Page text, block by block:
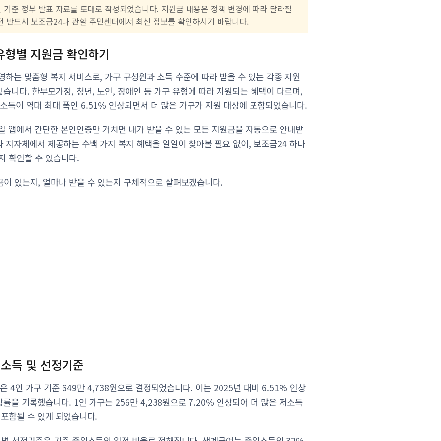
준 정부 발표 자료를 토대로 작성되었습니다. 지원금 내용은 정책 변경에 따라 달라질
반드시 보조금24나 관할 주민센터에서 최신 정보를 확인하시기 바랍니다.
별 지원금 확인하기
하는 맞춤형 복지 서비스로, 가구 구성원과 소득 수준에 따라 받을 수 있는 각종 지원
니다. 한부모가정, 청년, 노인, 장애인 등 가구 유형에 따라 지원되는 혜택이 다르며,
득이 역대 최대 폭인 6.51% 인상되면서 더 많은 가구가 지원 대상에 포함되었습니다.
앱에서 간단한 본인인증만 거치면 내가 받을 수 있는 모든 지원금을 자동으로 안내받
지자체에서 제공하는 수백 가지 복지 혜택을 일일이 찾아볼 필요 없이, 보조금24 하나
확인할 수 있습니다.
있는지, 얼마나 받을 수 있는지 구체적으로 살펴보겠습니다.
득 및 선정기준
4인 가구 기준 649만 4,738원으로 결정되었습니다. 이는 2025년 대비 6.51% 인상
률을 기록했습니다. 1인 가구는 256만 4,238원으로 7.20% 인상되어 더 많은 저소득
함될 수 있게 되었습니다.